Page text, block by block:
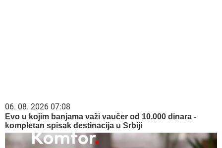
06. 08. 2026 07:08
Evo u kojim banjama važi vaučer od 10.000 dinara -
kompletan spisak destinacija u Srbiji